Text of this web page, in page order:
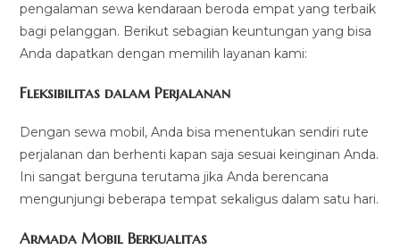
pengalaman sewa kendaraan beroda empat yang terbaik
bagi pelanggan. Berikut sebagian keuntungan yang bisa
Anda dapatkan dengan memilih layanan kami:
Fleksibilitas dalam Perjalanan
Dengan sewa mobil, Anda bisa menentukan sendiri rute
perjalanan dan berhenti kapan saja sesuai keinginan Anda.
Ini sangat berguna terutama jika Anda berencana
mengunjungi beberapa tempat sekaligus dalam satu hari.
Armada Mobil Berkualitas